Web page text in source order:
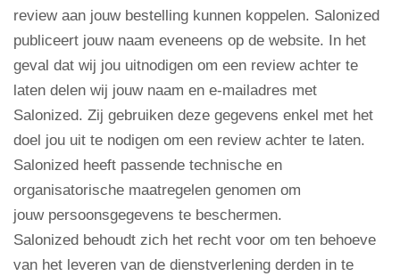
review aan jouw bestelling kunnen koppelen. Salonized
publiceert jouw naam eveneens op de website. In het
geval dat wij jou uitnodigen om een review achter te
laten delen wij jouw naam en e-mailadres met
Salonized. Zij gebruiken deze gegevens enkel met het
doel jou uit te nodigen om een review achter te laten.
Salonized heeft passende technische en
organisatorische maatregelen genomen om
jouw persoonsgegevens te beschermen.
Salonized behoudt zich het recht voor om ten behoeve
van het leveren van de dienstverlening derden in te